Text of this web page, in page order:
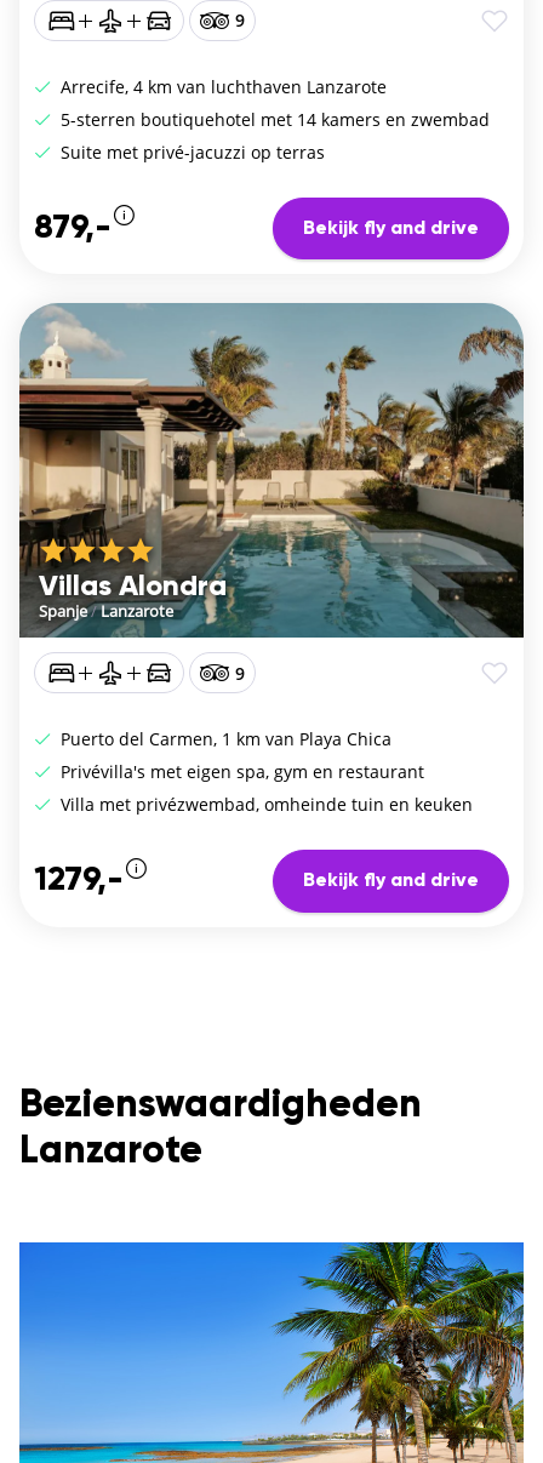
9
Arrecife, 4 km van luchthaven Lanzarote
5-sterren boutiquehotel met 14 kamers en zwembad
Suite met privé-jacuzzi op terras
879,- Bekijk fly and drive
Villas Alondra
Spanje/Lanzarote
9
Puerto del Carmen, 1 km van Playa Chica
Privévilla's met eigen spa, gym en restaurant
Villa met privézwembad, omheinde tuin en keuken
1279,- Bekijk fly and drive
Bezienswaardigheden
Lanzarote